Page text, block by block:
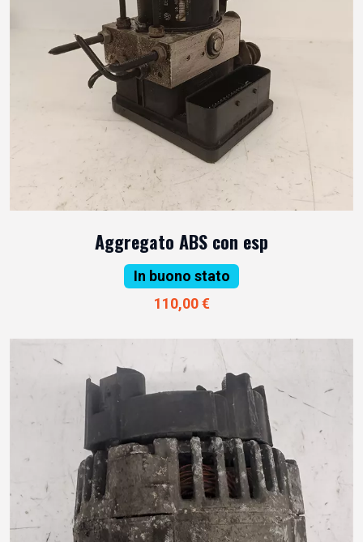
Aggregato ABS con esp
In buono stato
110,00 €